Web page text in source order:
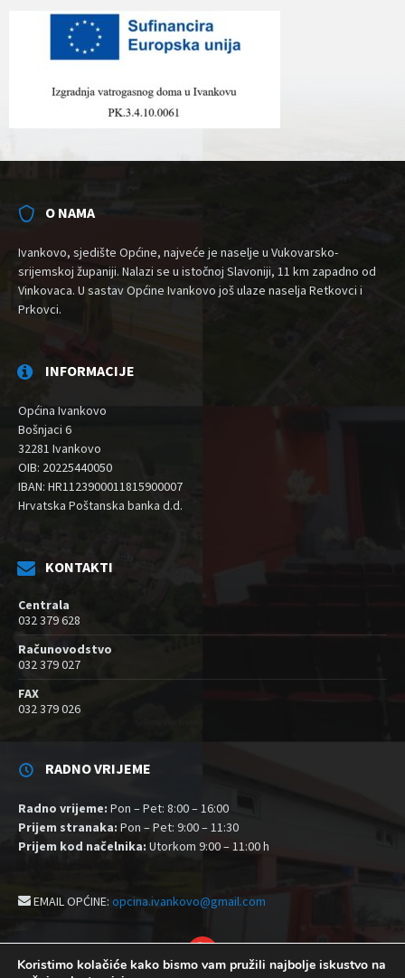
O NAMA
Ivankovo, sjedište Općine, najveće je naselje u Vukovarsko-
srijemskoj županiji. Nalazi se u istočnoj Slavoniji, 11 km zapadno od
Vinkovaca. U sastav Općine Ivankovo još ulaze naselja Retkovci i
Prkovci.
INFORMACIJE
Općina Ivankovo
Bošnjaci 6
32281 Ivankovo
OIB: 20225440050
IBAN: HR1123900011815900007
Hrvatska Poštanska banka d.d.
KONTAKTI
Centrala
032 379 628
Računovodstvo
032 379 027
FAX
032 379 026
RADNO VRIJEME
Radno vrijeme: Pon – Pet: 8:00 – 16:00
Prijem stranaka: Pon – Pet: 9:00 – 11:30
Prijem kod načelnika: Utorkom 9:00 – 11:00 h
EMAIL OPĆINE: opcina.ivankovo@gmail.com
YouTube
Koristimo kolačiće kako bismo vam pružili najbolje iskustvo na